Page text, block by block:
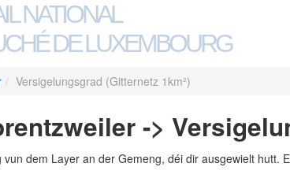
NATIONAL
DE LUXEMBOURG
/ Versigelungsgrad (Gitternetz 1km²)
->
dem Layer an der Gemeng, déi dir ausgewielt hutt.